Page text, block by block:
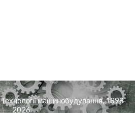
машинобудування, 1898-
2026